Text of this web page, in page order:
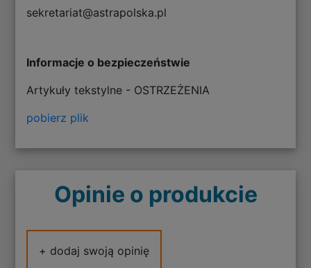
sekretariat@astrapolska.pl
Informacje o bezpieczeństwie
Artykuły tekstylne - OSTRZEŻENIA
pobierz plik
Opinie o produkcie
+ dodaj swoją opinię